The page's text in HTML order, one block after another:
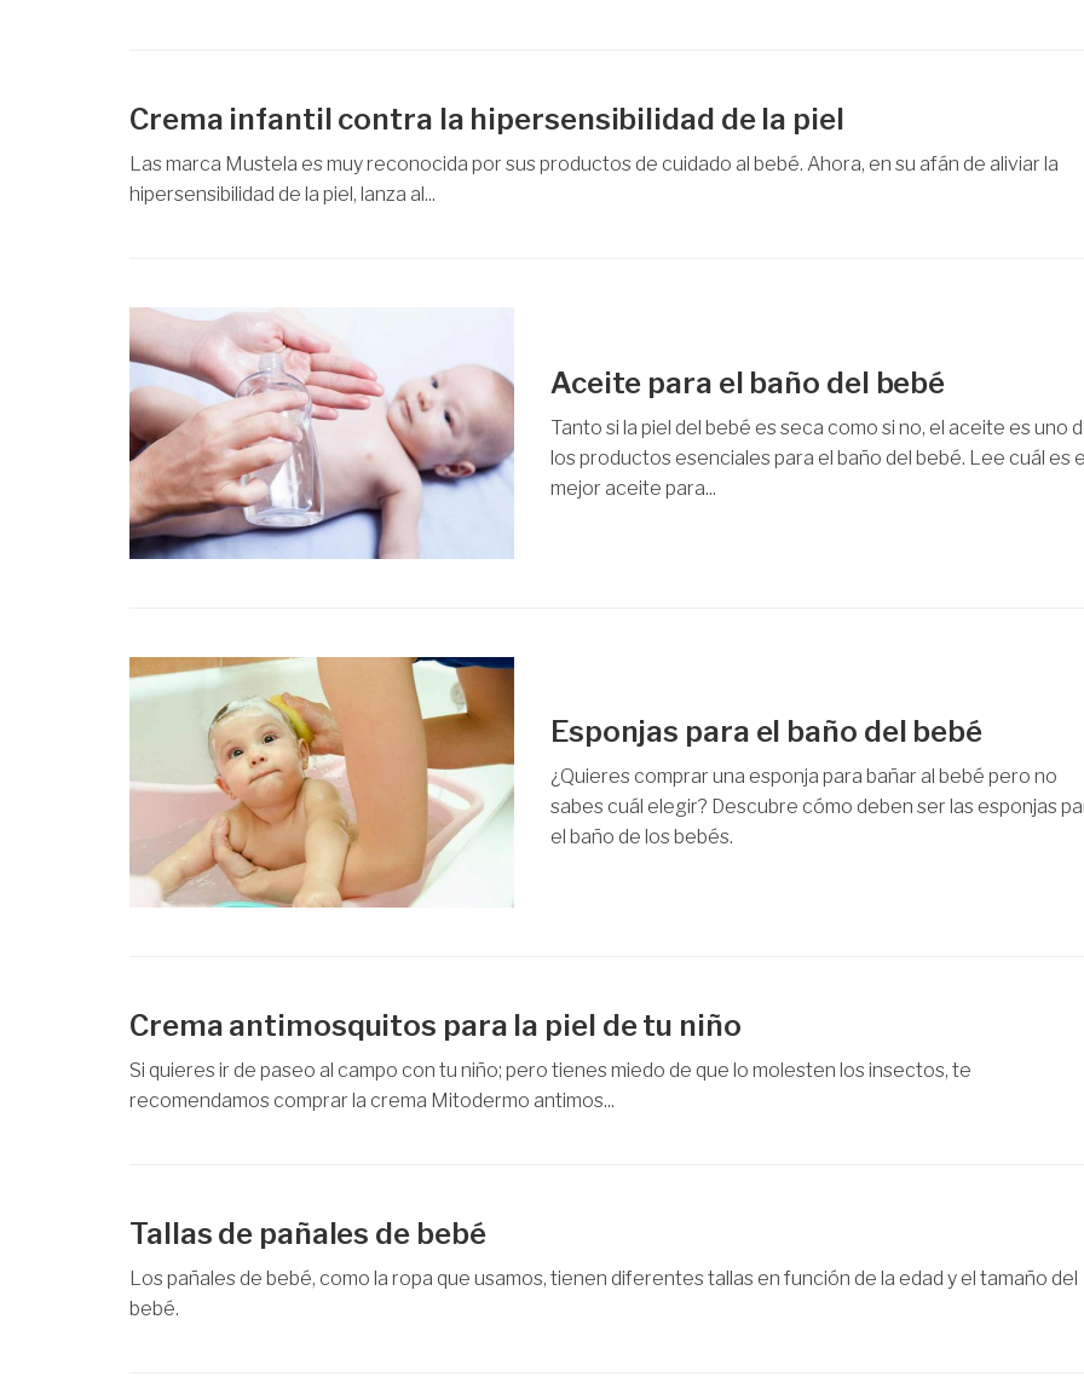
Crema infantil contra la hipersensibilidad de la piel
Las marca Mustela es muy reconocida por sus productos de cuidado al bebé. Ahora, en su afán de aliviar la
hipersensibilidad de la piel, lanza al...
Aceite para el baño del bebé
Tanto si la piel del bebé es seca como si no, el aceite es uno
los productos esenciales para el baño del bebé. Lee cuál es
mejor aceite para...
Esponjas para el baño del bebé
¿Quieres comprar una esponja para bañar al bebé pero no
sabes cuál elegir? Descubre cómo deben ser las esponjas
el baño de los bebés.
Crema antimosquitos para la piel de tu niño
Si quieres ir de paseo al campo con tu niño; pero tienes miedo de que lo molesten los insectos, te
recomendamos comprar la crema Mitodermo antimos...
Tallas de pañales de bebé
Los pañales de bebé, como la ropa que usamos, tienen diferentes tallas en función de la edad y el tamaño del
bebé.